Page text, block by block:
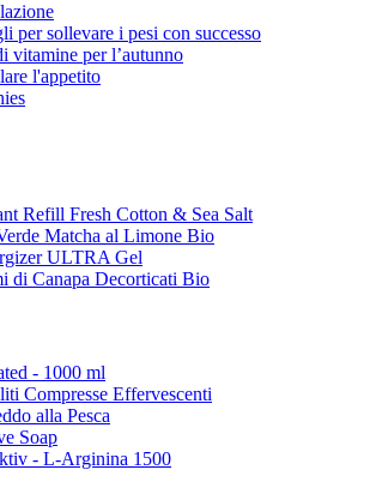
per sollevare i pesi con successo
vitamine per l’autunno
l'appetito
Refill Fresh Cotton & Sea Salt
Matcha al Limone Bio
ULTRA Gel
di Canapa Decorticati Bio
- 1000 ml
Compresse Effervescenti
alla Pesca
Soap
- L-Arginina 1500